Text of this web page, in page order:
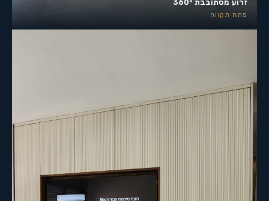
זרוע מסתובבת 360°
פתח תקווה